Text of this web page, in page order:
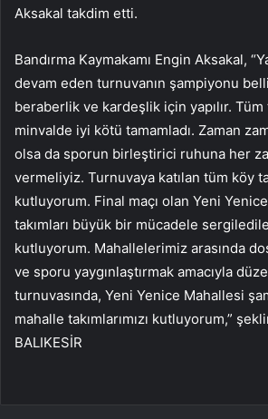
Aksakal takdim etti.
Bandırma Kaymakamı Engin Aksakal,
devam eden turnuvanın şampiyonu
beraberlik ve kardeşlik için yapılır. Tüm
minvalde iyi kötü tamamladı. Zaman
olsa da sporun birleştirici ruhuna her
vermeliyiz. Turnuvaya katılan tüm köy
kutluyorum. Final maçı olan Yeni
takımları büyük bir mücadele
kutluyorum. Mahallelerimiz arasında
ve sporu yaygınlaştırmak amacıyla
turnuvasında, Yeni Yenice Mahallesi
mahalle takımlarımızı kutluyorum,”
BALIKESİR